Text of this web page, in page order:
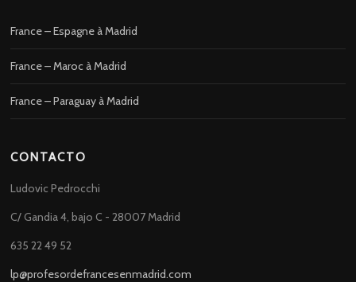
France – Espagne à Madrid
France – Maroc à Madrid
France – Paraguay à Madrid
CONTACTO
Ludovic Pedrocchi
C/ Gandia 4, bajo C - 28007 Madrid
635 22 49 52
lp@profesordefrancesenmadrid.com